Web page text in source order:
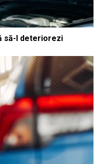
să-l deteriorezi